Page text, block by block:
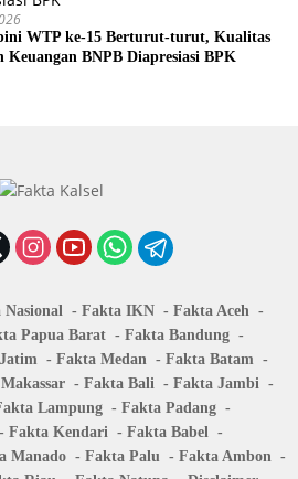
WTP ke-15 Berturut-turut, Kualitas
Keuangan BNPB Diapresiasi BPK
Fakta IKN
Fakta Aceh
Papua Barat
Fakta Bandung
Fakta Medan
Fakta Batam
Fakta Bali
Fakta Jambi
Lampung
Fakta Padang
Fakta Kendari
Fakta Babel
Manado Fakta Palu
Fakta Ambon